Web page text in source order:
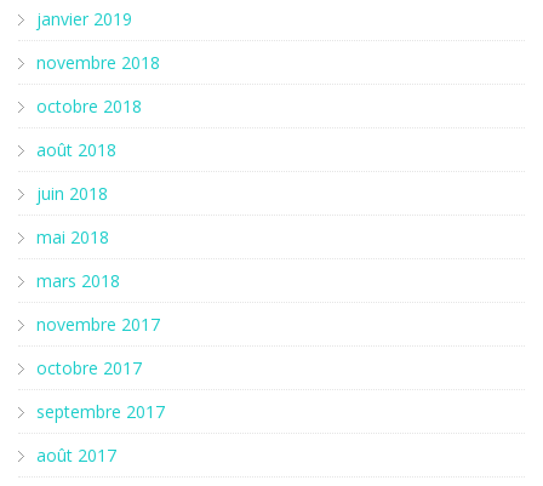
janvier 2019
novembre 2018
octobre 2018
août 2018
juin 2018
mai 2018
mars 2018
novembre 2017
octobre 2017
septembre 2017
août 2017